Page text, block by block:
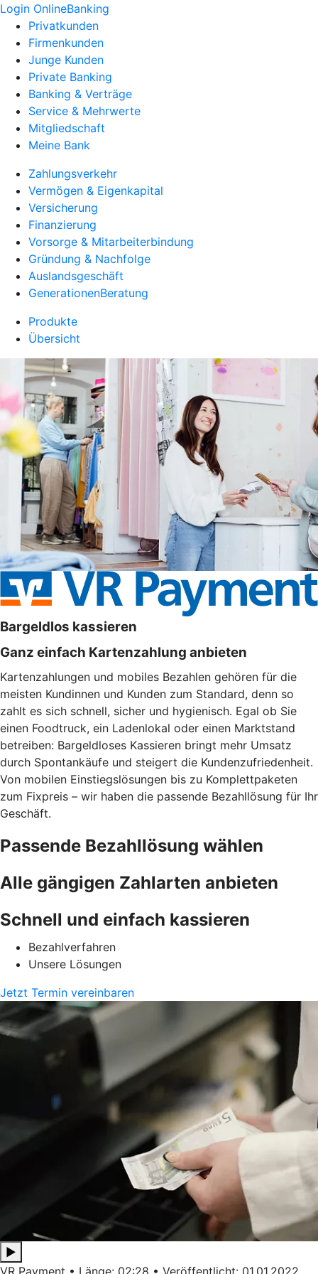
Login OnlineBanking
Privatkunden
Firmenkunden
Junge Kunden
Private Banking
Banking & Verträge
Service & Mehrwerte
Mitgliedschaft
Meine Bank
Zahlungsverkehr
Vermögen & Eigenkapital
Versicherung
Finanzierung
Vorsorge & Mitarbeiterbindung
Gründung & Nachfolge
Auslandsgeschäft
GenerationenBeratung
Produkte
Übersicht
Bargeldlos kassieren
Ganz einfach Kartenzahlung anbieten
Kartenzahlungen und mobiles Bezahlen gehören für die
meisten Kundinnen und Kunden zum Standard, denn so
zahlt es sich schnell, sicher und hygienisch. Egal ob Sie
einen Foodtruck, ein Ladenlokal oder einen Marktstand
betreiben: Bargeldloses Kassieren bringt mehr Umsatz
durch Spontankäufe und steigert die Kundenzufriedenheit.
Von mobilen Einstiegslösungen bis zu Komplettpaketen
zum Fixpreis – wir haben die passende Bezahllösung für Ihr
Geschäft.
Passende Bezahllösung wählen
Alle gängigen Zahlarten anbieten
Schnell und einfach kassieren
Bezahlverfahren
Unsere Lösungen
Jetzt Termin vereinbaren
▶
VR Payment • Länge: 02:28 • Veröffentlicht: 01.01.2022